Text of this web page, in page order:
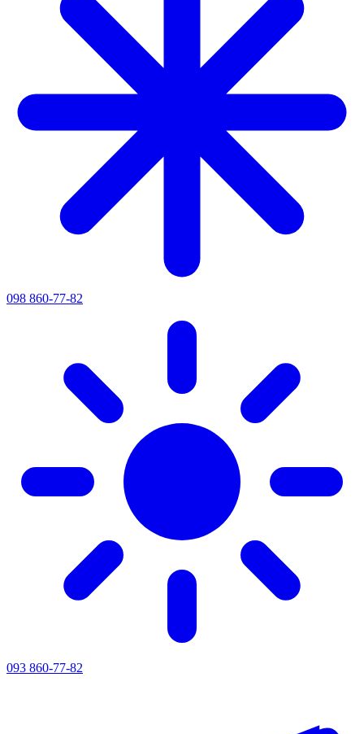
098 860-77-82
093 860-77-82